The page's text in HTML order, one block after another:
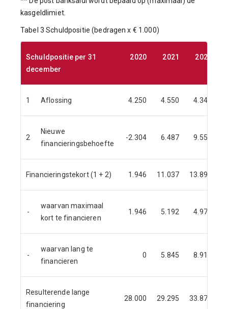
kasgeldlimiet.
Tabel 3 Schuldpositie (bedragen x € 1.000)
Schuldpositie per 31
december
2020 2021 2022
1 Aflossing 4.250 4.550 4.343
2
Nieuwe
financieringsbehoefte
-2.304 6.487 9.553
Financieringstekort (1 + 2) 1.946 11.037 13.896
-
waarvan maximaal
kort te financieren
1.946 5.192 4.978
-
waarvan lang te
financieren
0 5.845 8.918
Resulterende lange
financiering
28.000 29.295 33.870